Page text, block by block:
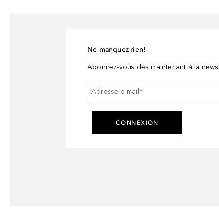
Ne manquez rien!
Abonnez-vous dès maintenant à la
Adresse e-mail *
CONNEXION